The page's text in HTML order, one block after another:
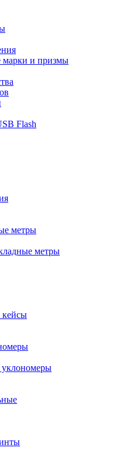
и призмы
Flash
метры
метры
кейсы